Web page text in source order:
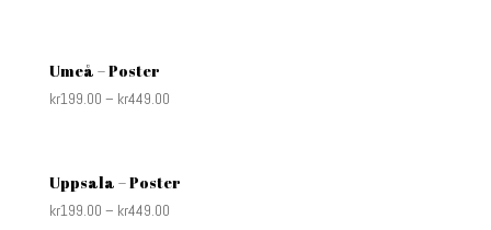
Umeå – Poster
kr199.00 – kr449.00
Uppsala – Poster
kr199.00 – kr449.00